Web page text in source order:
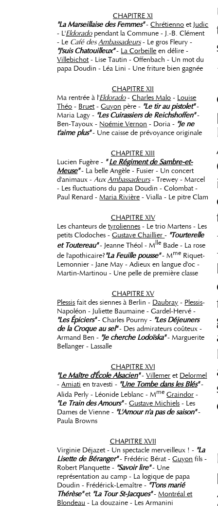
CHAPITRE XI
"La Marseillaise des Femmes"-Chrétienno et Judic
- L'Eldoradopendant la Commune - J.-B. Clément
- Le Café desAmbassadeurs- Le gros Fleury -
"J'suis Chatouilleux"- La Corbeille en délire -
Villebichot- Lise Tautin - Offenbach - Un mot du
papa Doudin - Léa Lini - Une friture bien gagnée
CHAPITRE XII
Ma rentrée à l'Eldorado-Charles Malo - Louise
Théo - Bruet-Guyon père - "Le tir au pistolet"-
Maria Lagy - "Les Cuirassiers de Reichshoffen"-
Ben-Tayoux - Noémie Vernon - Doria - "Je ne
t'aime plus"- Une caisse de prévoyance originale
CHAPITRE XIII
Lucien Fugère - "Le Régiment de Sambre-et-
Meuse"- La belle Angèle - Fusier - Un concert
d'animaux -AuxAmbassadeurs- Trewey - Marcel
- Les fluctuations du papa Doudin - Colombat -
Paul Renard -Maria Rivière - Vialla - Le pitre Clam
CHAPITRE XIV
Les chanteurs detyroliennes - Le trio Martens - Les
petits Clodoches -Gustave Chaillier- "Tourterelle
et Toutereau"- Jeanne Théol - M lle Bade - La rose
de l'apothicaire?"La Feuille pousse"- Mme Riquet-
Lemonnier - Jane May - Adieux en langue d'oc -
Martin-Martinou - Une pelle de première classe
CHAPITRE XV
Plessis fait des siennes à Berlin - Daubray - Plessis-
Napoléon - Juliette Baumaine - Gardel-Hervé -
"Les Épiciers"- Charles Pourny - "Les Déjeuners
de la Croque au sel"- Des admirateurs coûteux -
Armand Ben - "Je cherche Lodoïska"- Marguerite
Bellanger - Lassalle
CHAPITRE XVI
"Le Maître d'École Alsacien"-Villemer et Delormel
-Amiati en travesti - "Une Tombe dans les Blés"-
Alida Perly - Léonide Leblanc - Mme Graindor -
"Le Train des Amours"-Gustave Michiels - Les
Dames de Vienne - "L'Amour n'a pas de saison"-
Paula Browns
CHAPITRE XVII
Virginie Déjazet - Un spectacle merveilleux ! - "La
Lisette de Béranger"- Frédéric Bérat -Guyon fils -
Robert Planquette - "Savoir lire"- Une
représentation au camp - La logique de papa
Doudin - Frédérick-Lemaître - "T'ons marié
Thérèse"et "La Tour St-Jacques"-Montréal et
Blondeau - La douzaine - Les Armanini